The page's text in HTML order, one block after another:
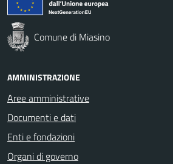
Comune di Miasino
AMMINISTRAZIONE
Aree amministrative
Documenti e dati
Enti e fondazioni
Organi di governo